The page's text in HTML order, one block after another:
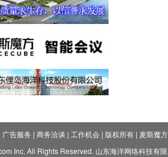
广告服务 | 商务洽谈 | 工作机会| 版权所有| 麦斯魔方
Inc. All Rights Reserved. 山东海洋网络科技有限